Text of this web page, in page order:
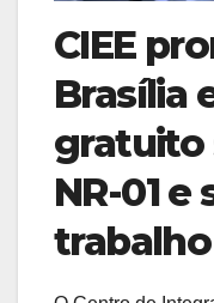
CIEE
Brasília
gratuito
NR-01
trabalho